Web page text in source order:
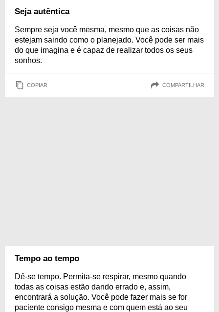
Seja autêntica
Sempre seja você mesma, mesmo que as coisas não
estejam saindo como o planejado. Você pode ser mais
do que imagina e é capaz de realizar todos os seus
sonhos.
COPIAR COMPARTILHAR
Tempo ao tempo
Dê-se tempo. Permita-se respirar, mesmo quando
todas as coisas estão dando errado e, assim,
encontrará a solução. Você pode fazer mais se for
paciente consigo mesma e com quem está ao seu